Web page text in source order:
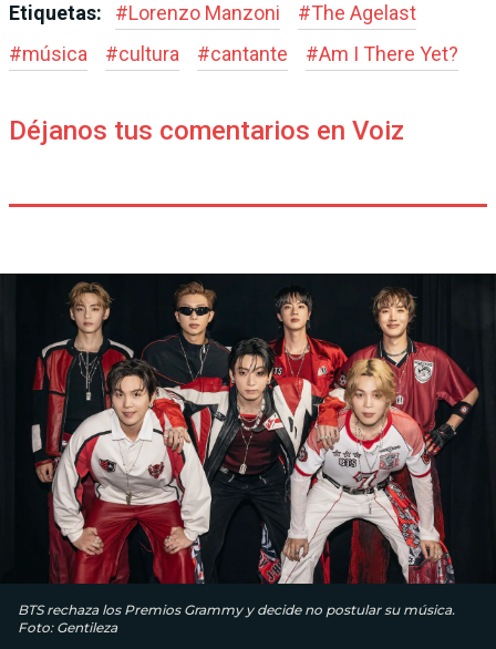
Etiquetas: #Lorenzo Manzoni #The Agelast
#música #cultura #cantante #Am I There Yet?
Déjanos tus comentarios en Voiz
BTS rechaza los Premios Grammy y decide no postular su música.
Foto: Gentileza